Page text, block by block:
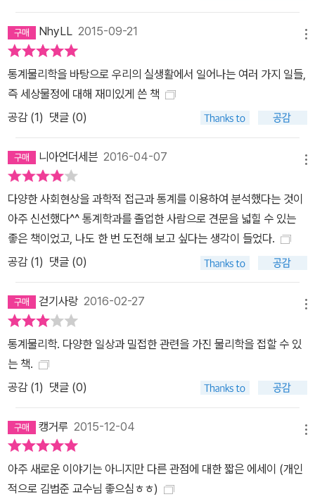
>와 허니버터칩의 흥행 원인 전대미문의 스코어가 나오는 영화의 흥
행 요소를 두고 여러 전문가가 한 테이블에 모여 논의를 시작한다. <
수요미식회>나 <속사정 쌀롱> 같은 분위기에서 원인 분석이 수없이
가 공감하는 가정 하나는 흥행한 영화는 흥행하지 못한 영화보다 흥
겨졌던 물리학자 김범준 교수가 이 대화에 끼어들어 흥행 원인을 한
마디로 정리하겠다고 한다. “영화시장에서 정말로 결정적인 변화는
‘소비자가 연결된 방식’에서 일어난다.” 이게 무슨 소린가. 손에 들고
있던 통계와 그래프, 네트워크 지도라는 도구들을 슬며시 내밀며 시
작하는 그의 말을 받아쓰면 이렇다. 많은 사람이 연결된 네트워크에
서 아이디어는 전염된다. 일정한 수 이상이 어떤 생각과 의견을 공유
하면 그때부터 서로가 서로에게 영향을 주면서 아이디어가 퍼져나간
다. 핵심은 ‘일정한 수 이상’이다. 이걸 ‘문턱 값'이라고 부른다. 절대
다수의 아이디어는 이 문턱 값을 넘기지 못하고 네트워크에서 소멸하
지만 서로가 서로를 강화하고 파급하는 피드백의 값을 넘긴 극소수
아이디어는 네트워크를 타고 끝없이 증폭한다. 그러니까 이런 얘기
다. 그것이 영화든(<인터스텔라>), 과자든(’허니버터칩‘), 재미가 있
다는 말. 김범준이라는 렌즈로 정의와 민주주의를 조명하다 그런데
물리학자 김범준은 단순히 현상을 과학적 도구로 분석하는 데에서 그
치지 않고 한마디 보탠다. 그는 ‘문턱 값’의 위험성을 한국 사회와 시
민의 선택에 빗대어, 비판적이며 지혜로운 시각의 필요성을 이야기한
NhyLL 2015-09-21
통계물리학을 바탕으로 우리의 실생활에서 일어나는 여러 가지 일들,
즉 세상물정에 대해 재미있게 쓴 책
공감 (1) 댓글 (0)
니아언더세븐 2016-04-07
다양한 사회현상을 과학적 접근과 통계를 이용하여 분석했다는 것이
아주 신선했다^^ 통계학과를 졸업한 사람으로 견문을 넓힐 수 있는
좋은 책이었고, 나도 한 번 도전해 보고 싶다는 생각이 들었다.
공감 (1) 댓글 (0)
걷기사랑 2016-02-27
통계물리학. 다양한 일상과 밀접한 관련을 가진 물리학을 접할 수 있
는 책.
공감 (1) 댓글 (0)
캥거루 2015-12-04
아주 새로운 이야기는 아니지만 다른 관점에 대한 짧은 에세이 (개인
적으로 김범준 교수님 좋으심ㅎㅎ)